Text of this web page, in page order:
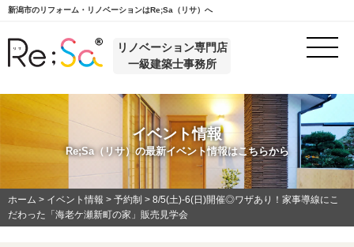
新潟市のリフォーム・リノベーションはRe;Sa（リサ）へ
リノベーション専門店
一級建築士事務所
イベント情報
Re;Sa（リサ）の最新イベント情報はこちらから
ホーム > イベント情報 > 予約制 > 8/5(土)-6(日)開催◎ワザあり！家事導線にこ
だわった「海老ケ瀬新町の家」販売見学会